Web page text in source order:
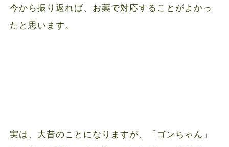
今から振り返れば、お薬で対応することがよかっ
たと思います。
実は、大昔のことになりますが、「ゴンちゃん」